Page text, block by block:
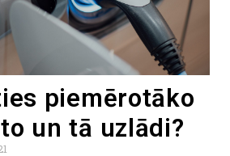
piemērotāko
un tā uzlādi?